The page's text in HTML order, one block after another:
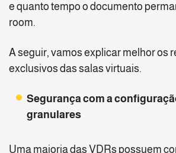
e quanto tempo o documento
room.
A seguir, vamos explicar melhor os
exclusivos das salas virtuais.
Segurança com a
granulares
Uma maioria das VDRs possuem